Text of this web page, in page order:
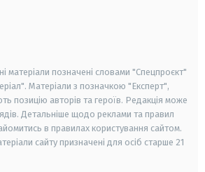
матеріали позначені словами "Спецпроєкт"
Матеріали з позначкою "Експерт",
позицію авторів та героїв. Редакція може
Детальніше щодо реклами та правил
в правилах користування сайтом.
сайту призначені для осіб старше 21